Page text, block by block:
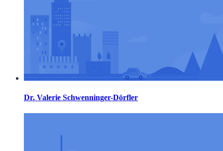
Dr. Valerie Schwenninger-Dörfler